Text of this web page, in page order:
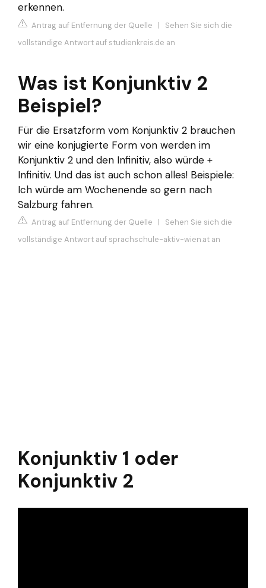
erkennen.
Antrag auf Entfernung der Quelle | Sehen Sie sich die
vollständige Antwort auf studienkreis.de an
Was ist Konjunktiv 2
Beispiel?
Für die Ersatzform vom Konjunktiv 2 brauchen
wir eine konjugierte Form von werden im
Konjunktiv 2 und den Infinitiv, also würde +
Infinitiv. Und das ist auch schon alles! Beispiele:
Ich würde am Wochenende so gern nach
Salzburg fahren.
Antrag auf Entfernung der Quelle | Sehen Sie sich die
vollständige Antwort auf sprachschule-aktiv-wien.at an
Konjunktiv 1 oder
Konjunktiv 2